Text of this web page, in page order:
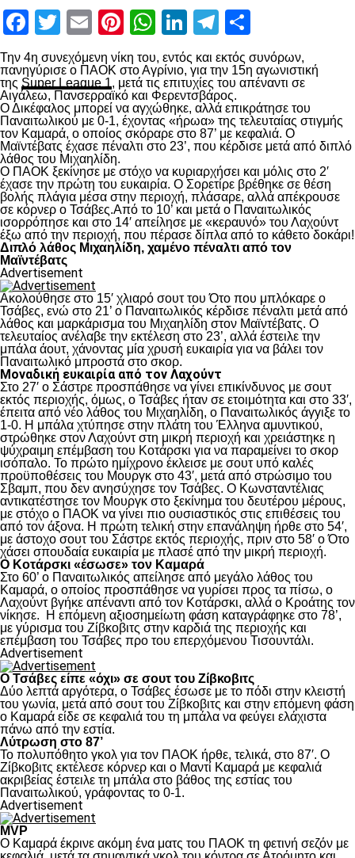
Facebook
Twitter
EmailPinterest
WhatsApp
LinkedIn
Telegram
Την 4η συνεχόμενη νίκη του, εντός και εκτός συνόρων,
πανηγύρισε ο ΠΑΟΚ στο Αγρίνιο, για την 15η αγωνιστική
της Super League 1, μετά τις επιτυχίες του απέναντι σε
Αιγάλεω, Πανσερραϊκό και Φερεντσβάρος.
Ο Δικέφαλος μπορεί να αγχώθηκε, αλλά επικράτησε του
Παναιτωλικού με 0-1, έχοντας «ήρωα» της τελευταίας στιγμής
τον Καμαρά, ο οποίος σκόραρε στο 87’ με κεφαλιά. Ο
Μαϊντέβατς έχασε πέναλτι στο 23’, που κέρδισε μετά από διπλό
λάθος του Μιχαηλίδη.
Ο ΠΑΟΚ ξεκίνησε με στόχο να κυριαρχήσει και μόλις στο 2′
έχασε την πρώτη του ευκαιρία. Ο Σορετίρε βρέθηκε σε θέση
βολής πλάγια μέσα στην περιοχή, πλάσαρε, αλλά απέκρουσε
σε κόρνερ ο Τσάβες.Από το 10’ και μετά ο Παναιτωλικός
ισορρόπησε και στο 14′ απείλησε με «κεραυνό» του Λαχούντ
έξω από την περιοχή, που πέρασε δίπλα από το κάθετο δοκάρι!
Διπλό λάθος Μιχαηλίδη, χαμένο πέναλτι από τον
Μαϊντέβατς
Advertisement
Ακολούθησε στο 15′ χλιαρό σουτ του Ότο που μπλόκαρε ο
Τσάβες, ενώ στο 21’ ο Παναιτωλικός κέρδισε πέναλτι μετά από
λάθος και μαρκάρισμα του Μιχαηλίδη στον Μαϊντέβατς. Ο
τελευταίος ανέλαβε την εκτέλεση στο 23’, αλλά έστειλε την
μπάλα άουτ, χάνοντας μία χρυσή ευκαιρία για να βάλει τον
Παναιτωλικό μπροστά στο σκορ.
Μοναδική ευκαιρία από τον Λαχούντ
Στο 27′ ο Σάστρε προσπάθησε να γίνει επικίνδυνος με σουτ
εκτός περιοχής, όμως, ο Τσάβες ήταν σε ετοιμότητα και στο 33′,
έπειτα από νέο λάθος του Μιχαηλίδη, ο Παναιτωλικός άγγιξε το
1-0. Η μπάλα χτύπησε στην πλάτη του Έλληνα αμυντικού,
στρώθηκε στον Λαχούντ στη μικρή περιοχή και χρειάστηκε η
ψύχραιμη επέμβαση του Κοτάρσκι για να παραμείνει το σκορ
ισόπαλο. Το πρώτο ημίχρονο έκλεισε με σουτ υπό καλές
προϋποθέσεις του Μουργκ στο 43′, μετά από στρώσιμο του
Σβαμπ, που δεν ανησύχησε τον Τσάβες. Ο Κωνσταντέλιας
αντικατέστησε τον Μουργκ στο ξεκίνημα του δευτέρου μέρους,
με στόχο ο ΠΑΟΚ να γίνει πιο ουσιαστικός στις επιθέσεις του
από τον άξονα. Η πρώτη τελική στην επανάληψη ήρθε στο 54′,
με άστοχο σουτ του Σάστρε εκτός περιοχής, πριν στο 58′ ο Ότο
χάσει σπουδαία ευκαιρία με πλασέ από την μικρή περιοχή.
Ο Κοτάρσκι «έσωσε» τον Καμαρά
Στο 60’ ο Παναιτωλικός απείλησε από μεγάλο λάθος του
Καμαρά, ο οποίος προσπάθησε να γυρίσει προς τα πίσω, ο
Λαχούντ βγήκε απέναντι από τον Κοτάρσκι, αλλά ο Κροάτης τον
νίκησε. Η επόμενη αξιοσημείωτη φάση καταγράφηκε στο 78’,
με γύρισμα του Ζίβκοβιτς στην καρδιά της περιοχής και
επέμβαση του Τσάβες προ του επερχόμενου Τισουντάλι.
Advertisement
Ο Τσάβες είπε «όχι» σε σουτ του Ζίβκοβιτς
Δύο λεπτά αργότερα, ο Τσάβες έσωσε με το πόδι στην κλειστή
του γωνία, μετά από σουτ του Ζίβκοβιτς και στην επόμενη φάση
ο Καμαρά είδε σε κεφαλιά του τη μπάλα να φεύγει ελάχιστα
πάνω από την εστία.
Λύτρωση στο 87’
Το πολυπόθητο γκολ για τον ΠΑΟΚ ήρθε, τελικά, στο 87′. Ο
Ζίβκοβιτς εκτέλεσε κόρνερ και ο Μαντί Καμαρά με κεφαλιά
ακριβείας έστειλε τη μπάλα στο βάθος της εστίας του
Παναιτωλικού, γράφοντας το 0-1.
Advertisement
MVP
Ο Καμαρά έκρινε ακόμη ένα ματς του ΠΑΟΚ τη φετινή σεζόν με